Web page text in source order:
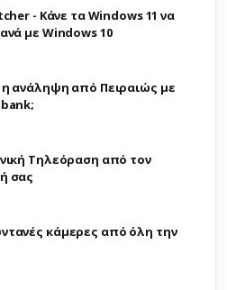
- Κάνε τα Windows 11 να
με Windows 10
ανάληψη από Πειραιώς με
Τηλεόραση από τον
σας
κάμερες από όλη την